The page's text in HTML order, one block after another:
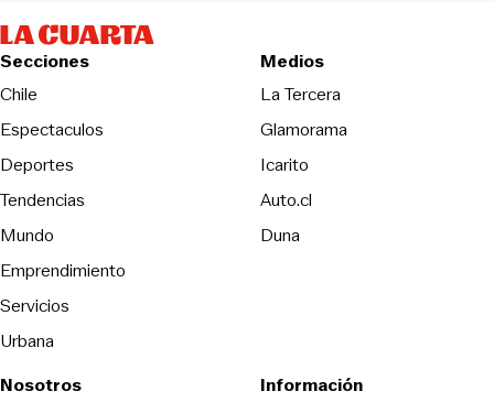
Secciones
Chile
Espectaculos
Deportes
Tendencias
Mundo
Emprendimiento
Servicios
Urbana
Medios
La TerceraOpens in new
Glamorama
Icarito
Auto.cl
DunaOpens in new window
Nosotros
Información